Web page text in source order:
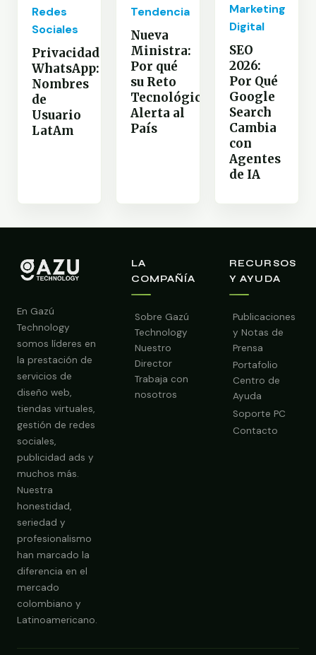
Redes
Sociales
Privacidad
WhatsApp:
Nombres
de
Usuario
LatAm
Tendencia
Nueva
Ministra:
Por qué
su Reto
Tecnológico
Alerta al
País
Marketing
Digital
SEO
2026:
Por Qué
Google
Search
Cambia
con
Agentes
de IA
En Gazú
Technology
somos líderes en
la prestación de
servicios de
diseño web,
tiendas virtuales,
gestión de redes
sociales,
publicidad ads y
muchos más.
Nuestra
honestidad,
seriedad y
profesionalismo
han marcado la
diferencia en el
mercado
colombiano y
Latinoamericano.
LA
COMPAÑÍA
Sobre Gazú
Technology
Nuestro
Director
Trabaja con
nosotros
RECURSOS
Y AYUDA
Publicaciones
y Notas de
Prensa
Portafolio
Centro de
Ayuda
Soporte PC
Contacto